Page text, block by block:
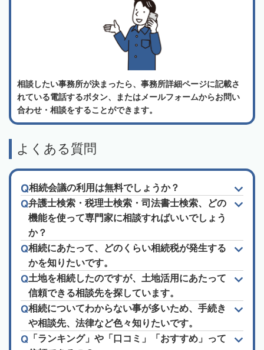
相談したい事務所が決まったら、事務所詳細ページに記載さ
れている電話するボタン、またはメールフォームからお問い
合わせ・相談をすることができます。
よくある質問
相続会議の利用は無料でしょうか？
弁護士検索・税理士検索・司法書士検索、どの
機能を使って専門家に相談すればいいでしょう
か？
相続にあたって、どのくらい相続税が発生する
かを知りたいです。
土地を相続したのですが、土地活用にあたって
信頼できる相談先を探しています。
相続についてわからない事が多いため、手続き
や相談先、法律など色々知りたいです。
「ランキング」や「口コミ」「おすすめ」って